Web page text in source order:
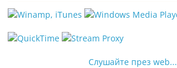
Слушайте през web...